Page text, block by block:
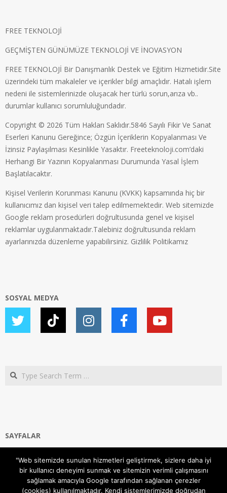
FREE TEKNOLOJİ
GEÇMİŞTEN GÜNÜMÜZE TEKNOLOJİ VE İNOVASYON
FREE TEKNOLOJİ Bir Danışmanlık Destek ve Eğitim Hizmetidir.Site
üzerindeki tüm makaleler ve içerikler bilgi amaçlıdır. Hatalı işlem
nedeni ile sistemlerinizde oluşacak her türlü sorun,arıza vb..
durumlar kullanıcı sorumluluğundadır.
Copyright © 2026 Tüm Hakları Saklıdır.5846 Sayılı Fikir Ve Sanat
Eserleri Kanunu Gereğince; Özgün İçeriklerin Kopyalanması Ve
İzinsiz Paylaşılması Kesinlikle Yasaktır. Freeteknoloji.com’daki
Herhangi Bir Yazının Kopyalanması Durumunda Yasal İşlem
Başlatılacaktır.
Kişisel Verilerin Korunması Kanunu (KVKK) kapsamında hiç bir
kullanıcımız dan kişisel veri talep edilmemektedir. Web sitemizde
Google reklam prosedürleri doğrultusunda genel ve kişisel
reklamlar uygulanmaktadır.Talebiniz doğrultusunda reklam
ayarlarınızda düzenleme yapabilirsiniz. Gizlilik Politikamız
SOSYAL MEDYA
Search
SAYFALAR
Gizlilik ve Çerezler (Cookies) Politikası
Hakkımızda
İletişim Kanalları
"Web sitemizde sunulan hizmetleri geliştirmek, sizlere daha iyi
bir kullanıcı deneyimi sunmak ve sitemizin verimli çalışmasını
sağlamak amacıyla Google tarafından sağlanan çerezler
(cookies) kullanılmaktadır. Kendi sistemlerimizde doğrudan